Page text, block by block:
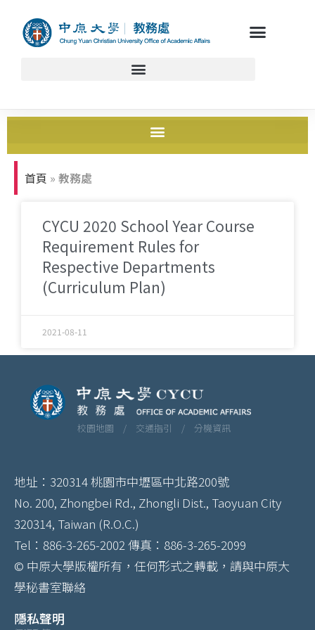
首頁 » 教務處
CYCU 2020 School Year Course
Requirement Rules for
Respective Departments
(Curriculum Plan)
2021-08-11
校園地圖 / 交通指引 / 分機資訊
地址：320314 桃園市中壢區中北路200號
No. 200, Zhongbei Rd., Zhongli Dist., Taoyuan City
320314, Taiwan (R.O.C.)
Tel：886-3-265-2002 傳真：886-3-265-2099
© 中原大學版權所有，任何形式之轉載，請與中原大
學秘書室聯絡
隱私聲明